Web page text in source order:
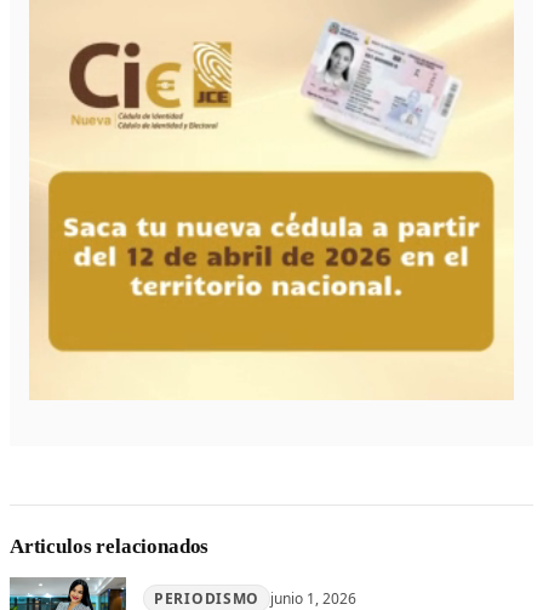
Articulos relacionados
PERIODISMO junio 1, 2026